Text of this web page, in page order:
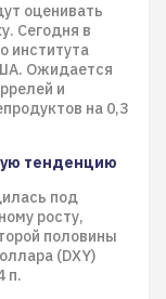
оценивать
Сегодня в
института
Ожидается
и
на 0,3
тенденцию
под
росту,
половины
(DXY)
п.